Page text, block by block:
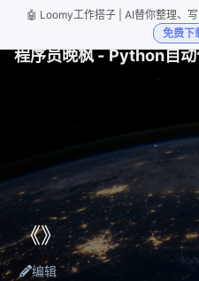
🤖 Loomy工作搭子 | AI替你整理、
免费下
程序员晚枫 - Python自
《》
编辑